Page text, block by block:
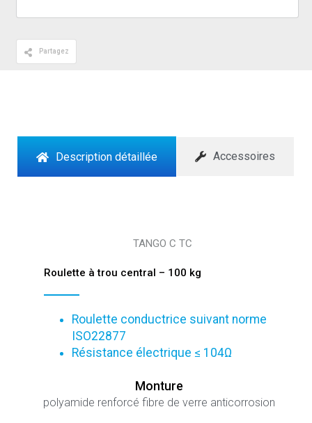
Partagez
Description détaillée Accessoires
TANGO C TC
Roulette à trou central – 100 kg
Roulette conductrice suivant norme
ISO22877
Résistance électrique ≤ 104Ω
Monture
polyamide renforcé fibre de verre anticorrosion